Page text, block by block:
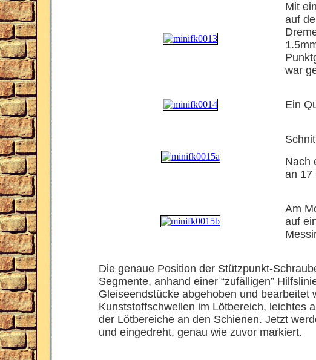
Mit
auf
war
Ein
Nach
an 17
Am
auf
Die genaue Position der Stützpunkt-
Segmente, anhand einer “zufälligen”
Gleiseendstücke abgehoben und
Kunststoffschwellen im Lötbereich, leichtes
der Lötbereiche an den Schienen. Jetzt
und eingedreht, genau wie zuvor markiert.